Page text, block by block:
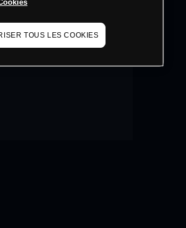
TOUS LES COOKIES